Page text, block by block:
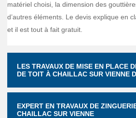
matériel choisi, la dimension des
d’autres éléments. Le devis explique en
et il est tout à fait gratuit.
LES TRAVAUX DE MISE EN PLACE
DE TOIT À CHAILLAC SUR VIENNE
EXPERT EN TRAVAUX DE
CHAILLAC SUR VIENNE